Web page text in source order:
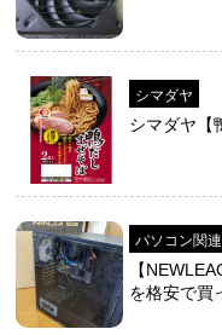
シマダヤ
シマダヤ【
パソコン関連
【
を格安で買